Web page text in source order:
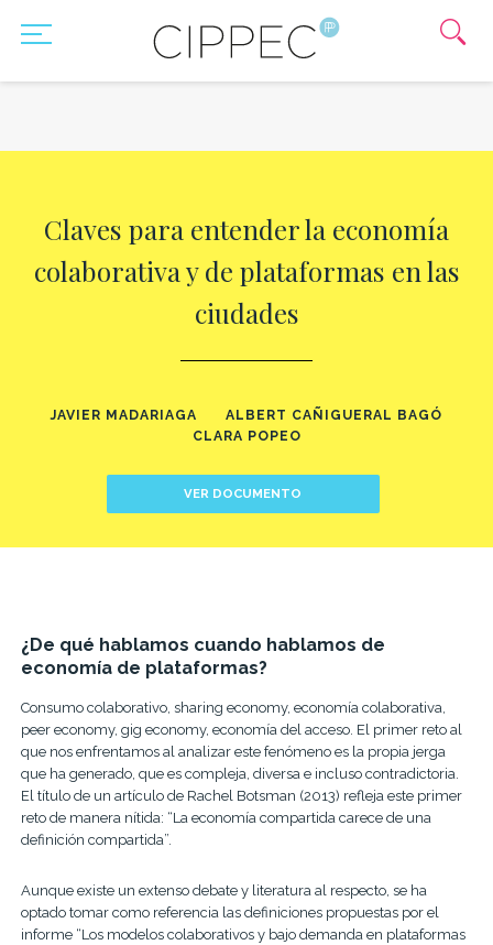
Claves para entender la economía
colaborativa y de plataformas en las
ciudades
JAVIER MADARIAGA
ALBERT CAÑIGUERAL BAGÓ
CLARA POPEO
VER DOCUMENTO
¿De qué hablamos cuando hablamos de
economía de plataformas?
Consumo colaborativo, sharing economy, economía colaborativa,
peer economy, gig economy, economía del acceso. El primer reto al
que nos enfrentamos al analizar este fenómeno es la propia jerga
que ha generado, que es compleja, diversa e incluso contradictoria.
El título de un artículo de Rachel Botsman (2013) refleja este primer
reto de manera nítida: “La economía compartida carece de una
definición compartida”.
Aunque existe un extenso debate y literatura al respecto, se ha
optado tomar como referencia las definiciones propuestas por el
informe “Los modelos colaborativos y bajo demanda en plataformas